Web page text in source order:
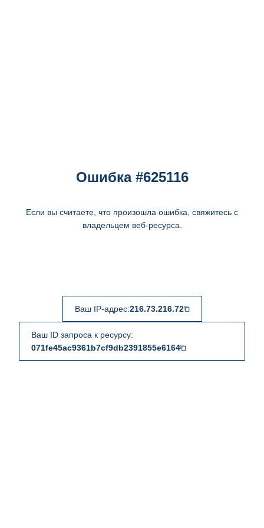
Ошибка #625116
Если вы считаете, что произошла ошибка, свяжитесь с
владельцем веб-ресурса.
Ваш IP-адрес:216.73.216.72
Ваш ID запроса к ресурсу:
071fe45ac9361b7cf9db2391855e6164